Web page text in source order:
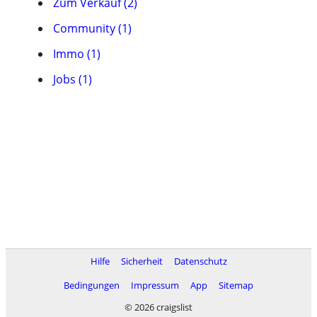
Community (1)
Immo (1)
Jobs (1)
Hilfe Sicherheit
Datenschutz
Bedingungen
Impressum App
Sitemap
© 2026 craigslist